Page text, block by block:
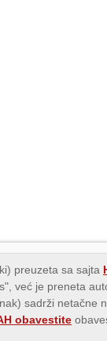
preuzeta sa sajta
već je preneta
sadrži netačne
obavestite